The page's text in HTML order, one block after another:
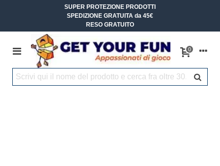
SUPER PROTEZIONE PRODOTTI
SPEDIZIONE GRATUITA da 45€
RESO GRATUITO
0